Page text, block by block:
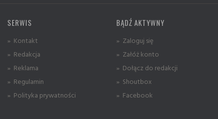
SERWIS
» Kontakt
» Redakcja
» Reklama
» Regulamin
» Polityka prywatności
BĄDŹ AKTYWNY
» Zaloguj się
» Załóż konto
» Dołącz do redakcji
» Shoutbox
» Facebook